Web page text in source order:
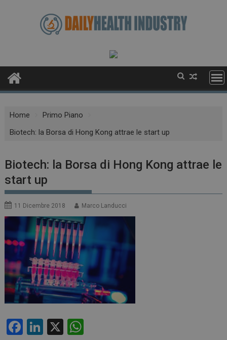
Home
Primo Piano
Biotech: la Borsa di Hong Kong attrae le start up
Biotech: la Borsa di Hong Kong attrae le
start up
11 Dicembre 2018 Marco Landucci
F
Li X